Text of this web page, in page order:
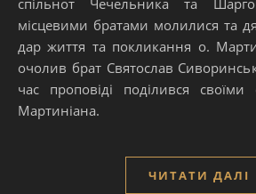
місцевими братами молилися та
дар життя та покликання о.
очолив брат Святослав
час проповіді поділився
Мартиніана.
ЧИТАТИ ДАЛІ